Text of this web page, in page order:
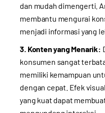
dan mudah dimengerti.
membantu mengurai
menjadi informasi yang
3. Konten yang Menarik:
konsumen sangat
memiliki kemampuan
dengan cepat. Efek
yang kuat dapat